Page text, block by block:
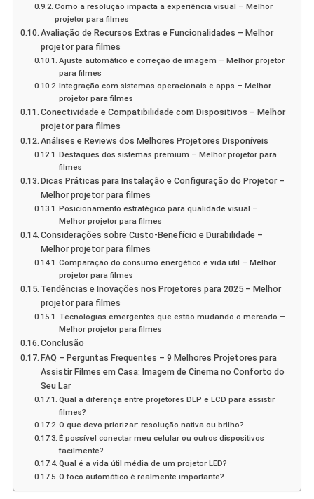
Como a resolução impacta a experiência visual – Melhor
projetor para filmes
Avaliação de Recursos Extras e Funcionalidades – Melhor
projetor para filmes
Ajuste automático e correção de imagem – Melhor projetor
para filmes
Integração com sistemas operacionais e apps – Melhor
projetor para filmes
Conectividade e Compatibilidade com Dispositivos – Melhor
projetor para filmes
Análises e Reviews dos Melhores Projetores Disponíveis
Destaques dos sistemas premium – Melhor projetor para
filmes
Dicas Práticas para Instalação e Configuração do Projetor –
Melhor projetor para filmes
Posicionamento estratégico para qualidade visual –
Melhor projetor para filmes
Considerações sobre Custo-Benefício e Durabilidade –
Melhor projetor para filmes
Comparação do consumo energético e vida útil – Melhor
projetor para filmes
Tendências e Inovações nos Projetores para 2025 – Melhor
projetor para filmes
Tecnologias emergentes que estão mudando o mercado –
Melhor projetor para filmes
Conclusão
FAQ – Perguntas Frequentes – 9 Melhores Projetores para
Assistir Filmes em Casa: Imagem de Cinema no Conforto do
Seu Lar
Qual a diferença entre projetores DLP e LCD para assistir
filmes?
O que devo priorizar: resolução nativa ou brilho?
É possível conectar meu celular ou outros dispositivos
facilmente?
Qual é a vida útil média de um projetor LED?
O foco automático é realmente importante?